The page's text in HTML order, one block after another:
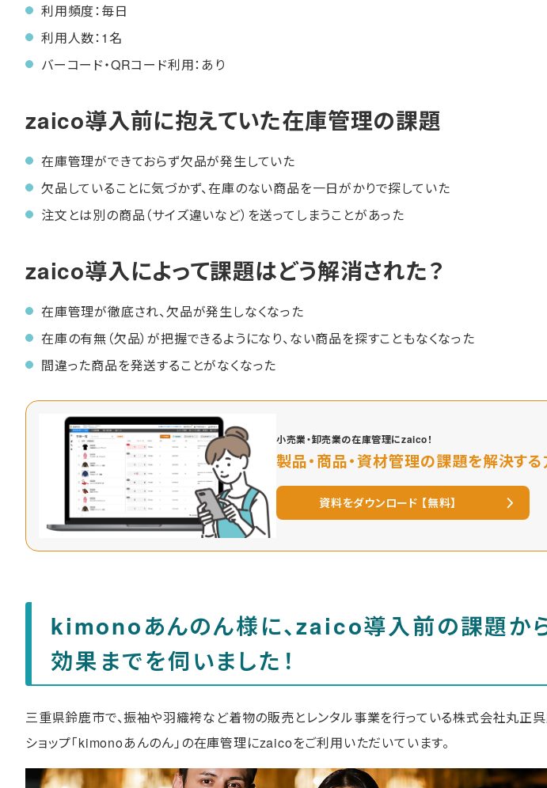
利用頻度：毎日
利用人数：1名
バーコード・QRコード利用：あり
zaico導入前に抱えていた在庫管理の課題
在庫管理ができておらず欠品が発生していた
欠品していることに気づかず、在庫のない商品を一日がかりで探していた
注文とは別の商品（サイズ違いなど）を送ってしまうことがあった
zaico導入によって課題はどう解消された？
在庫管理が徹底され、欠品が発生しなくなった
在庫の有無（欠品）が把握できるようになり、ない商品を探すこともなくなった
間違った商品を発送することがなくなった
小売業・卸売業の在庫管理にzaico！
製品・商品・資材管理の課題を解決す
資料をダウンロード 【無料】
kimonoあんのん様に、zaico導入前の課題か
効果までを伺いました！
三重県鈴鹿市で、振袖や羽織袴など着物の販売とレンタル事業を行っている株式会社丸正呉
ショップ「kimonoあんのん」の在庫管理にzaicoをご利用いただいています。